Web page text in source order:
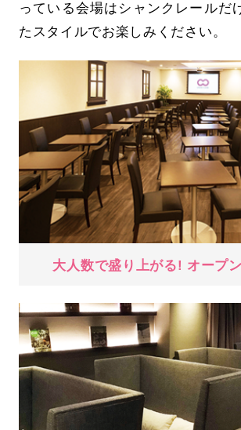
っている会場はシャンクレールだ
たスタイルでお楽しみください。
大人数で盛り上がる! オープ